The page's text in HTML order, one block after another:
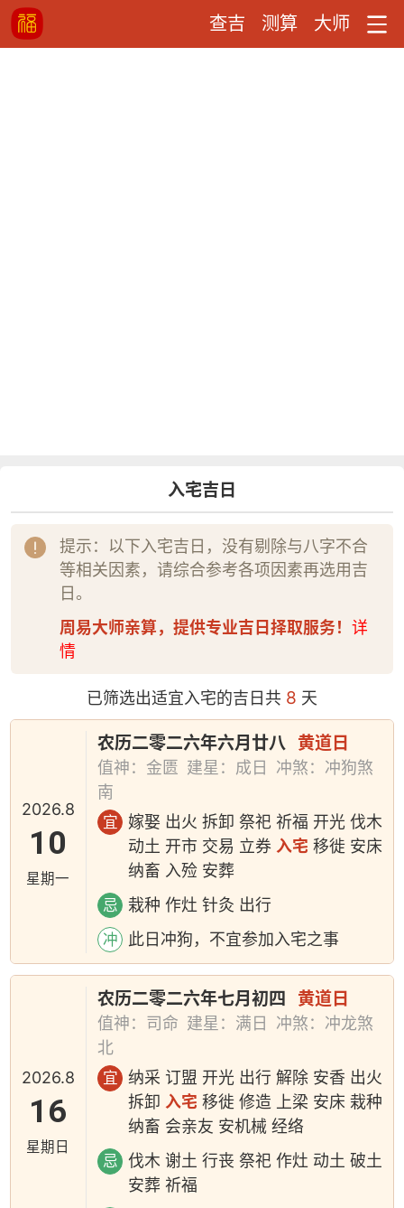
查吉 测算 大师
入宅吉日
提示：以下入宅吉日，没有剔除与八字不合
等相关因素，请综合参考各项因素再选用吉
日。
周易大师亲算，提供专业吉日择取服务！ 详
情
已筛选出适宜入宅的吉日共 8 天
2026.8
10
星期一
农历二零二六年六月廿八 黄道日
值神：金匮 建星：成日
冲煞：冲狗煞
南
宜
嫁娶 出火 拆卸 祭祀 祈福 开光 伐木
动土 开市 交易 立券 入宅 移徙 安床
纳畜 入殓 安葬
忌 栽种 作灶 针灸 出行
冲 此日冲狗，不宜参加入宅之事
2026.8
16
星期日
农历二零二六年七月初四 黄道日
值神：司命 建星：满日
冲煞：冲龙煞
北
宜
纳采 订盟 开光 出行 解除 安香 出火
拆卸入宅 移徙 修造 上梁 安床 栽种
纳畜 会亲友 安机械 经络
忌
伐木 谢土 行丧 祭祀 作灶 动土 破土
安葬 祈福